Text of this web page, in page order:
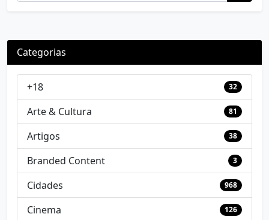
Categorias
+18 32
Arte & Cultura 81
Artigos 38
Branded Content 3
Cidades 968
Cinema 126